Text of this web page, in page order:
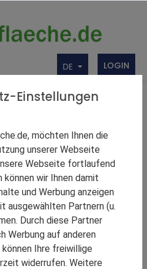
DE LOGIN
Landesbergen bei
Einstellungen
möchten Ihnen die
unserer Webseite
Webseite fortlaufend
können wir Ihnen damit
und Werbung anzeigen
ausgewählten Partnern (u.
Durch diese Partner
Werbung auf anderen
Ihre freiwillige
widerrufen. Weitere